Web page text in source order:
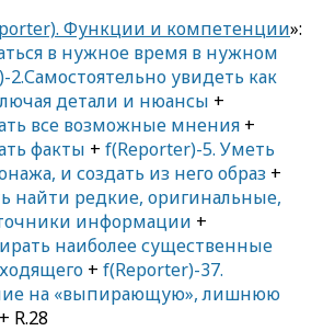
Функции и компетенции»:
в нужное время в нужном
2.Самостоятельно увидеть как
детали и нюансы +
все возможные мнения +
факты + f(Reporter)-5. Уметь
и создать из него образ +
найти редкие, оригинальные,
информации +
наиболее существенные
+ f(Reporter)-37.
на «выпирающую», лишнюю
+ R.28